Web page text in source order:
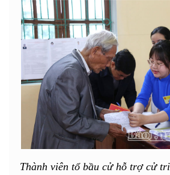
Thành viên tổ bầu cử hỗ trợ cử